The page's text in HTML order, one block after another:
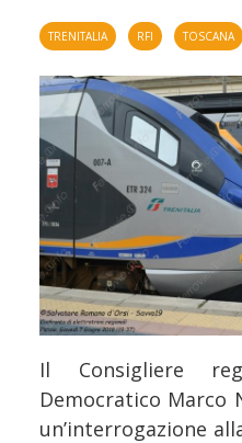
TRENITALIA RFI TOSCANA
Il Consigliere
Democratico Marco
un’interrogazione